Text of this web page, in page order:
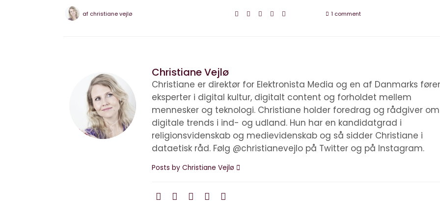
af christiane vejlø 1 comment
Christiane Vejlø
Christiane er direktør for Elektronista Media og en af Danmarks
eksperter i digital kultur, digitalt content og forholdet mellem
mennesker og teknologi. Christiane holder foredrag og rådgiver om
digitale trends i ind- og udland. Hun har en kandidatgrad i
religionsvidenskab og medievidenskab og så sidder Christiane i
dataetisk råd. Følg @christianevejlo på Twitter og på Instagram.
Posts by Christiane Vejlø